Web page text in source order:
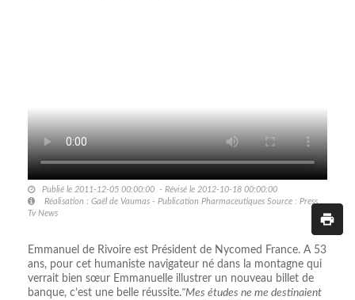
Publié le 2011-12-05 00:00:00 - Révisé le 2012-10-18 00:00:00
Réalisation : Gaël de Vaumas - Publication Pharmaceutiques Source : Press
Tv News
Emmanuel de Rivoire est Président de Nycomed France. A 53
ans, pour cet humaniste navigateur né dans la montagne qui
verrait bien sœur Emmanuelle illustrer un nouveau billet de
banque, c’est une belle réussite."Mes études ne me destinaient